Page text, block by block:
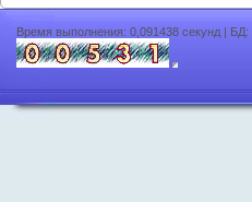
Время выполнения: 0,091438 секунд | БД: